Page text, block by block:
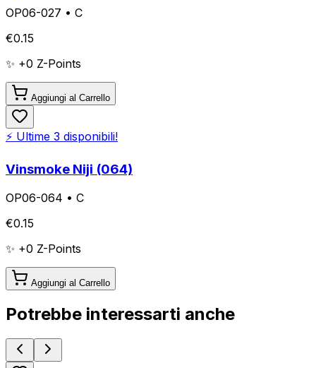
OP06-027 • C
€0.15
✨ +0 Z-Points
Aggiungi al Carrello
⚡ Ultime 3 disponibili!
Vinsmoke Niji (064)
OP06-064 • C
€0.15
✨ +0 Z-Points
Aggiungi al Carrello
Potrebbe interessarti anche